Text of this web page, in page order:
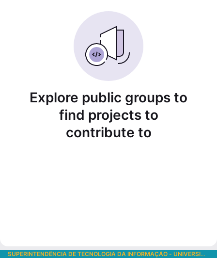
Explore public groups to
find projects to
contribute to
SUPERINTENDÊNCIA DE TECNOLOGIA DA INFORMAÇÃO - UNIVERSIDADE DE SÃO PAULO